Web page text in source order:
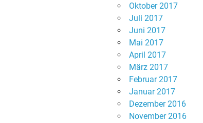
Oktober 2017
Juli 2017
Juni 2017
Mai 2017
April 2017
März 2017
Februar 2017
Januar 2017
Dezember 2016
November 2016